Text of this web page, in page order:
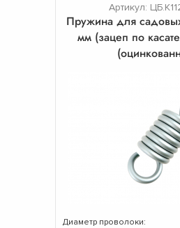
Артикул:
Пружина для
мм (зацеп по
Диаметр проволоки: